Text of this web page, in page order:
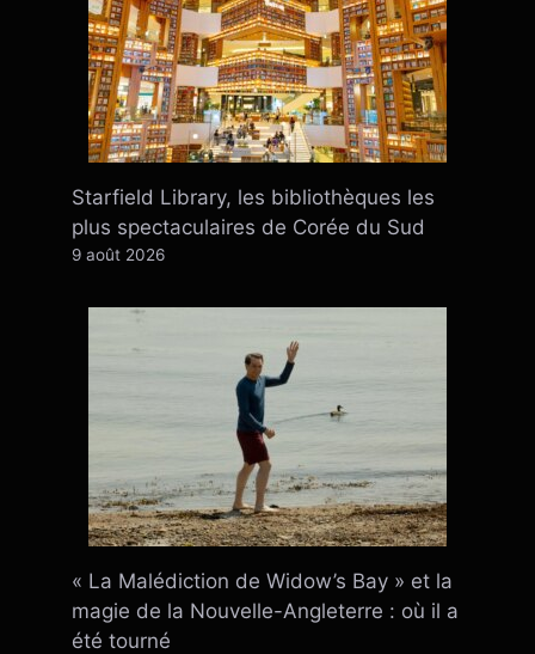
Starfield Library, les bibliothèques les
plus spectaculaires de Corée du Sud
9 août 2026
« La Malédiction de Widow’s Bay » et la
magie de la Nouvelle-Angleterre : où il a
été tourné